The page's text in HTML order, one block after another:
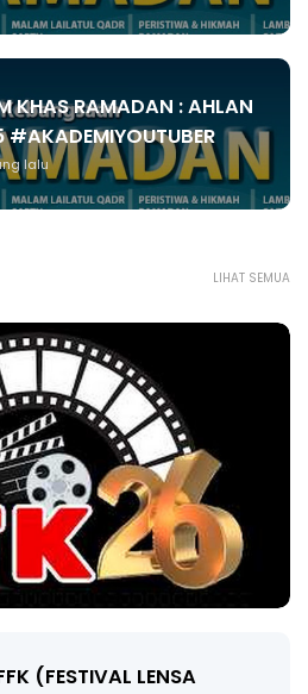
KHAS RAMADAN : AHLAN
lalu
LIHAT SEMUA